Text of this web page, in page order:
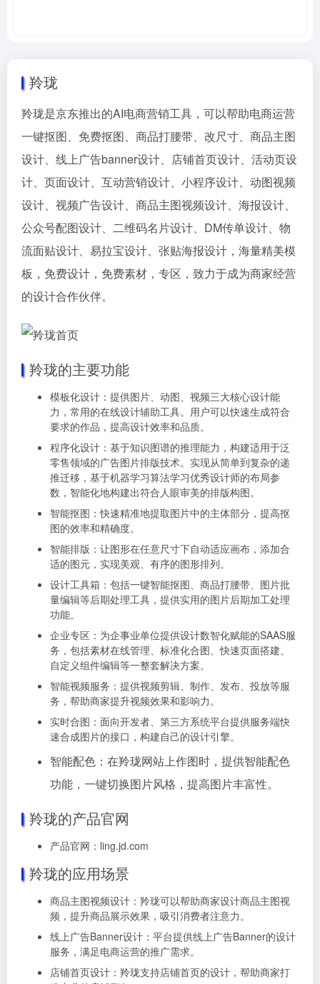
羚珑
羚珑是京东推出的AI电商营销工具，可以帮助电商运营
一键抠图、免费抠图、商品打腰带、改尺寸、商品主图
设计、线上广告banner设计、店铺首页设计、活动页设
计、页面设计、互动营销设计、小程序设计、动图视频
设计、视频广告设计、商品主图视频设计、海报设计、
公众号配图设计、二维码名片设计、DM传单设计、物
流面贴设计、易拉宝设计、张贴海报设计，海量精美模
板，免费设计，免费素材，专区，致力于成为商家经营
的设计合作伙伴。
羚珑的主要功能
模板化设计：提供图片、动图、视频三大核心设计能
力，常用的在线设计辅助工具。用户可以快速生成符合
要求的作品，提高设计效率和品质。
程序化设计：基于知识图谱的推理能力，构建适用于泛
零售领域的广告图片排版技术。实现从简单到复杂的递
推迁移，基于机器学习算法学习优秀设计师的布局参
数，智能化地构建出符合人眼审美的排版构图。
智能抠图：快速精准地提取图片中的主体部分，提高抠
图的效率和精确度。
智能排版：让图形在任意尺寸下自动适应画布，添加合
适的图元，实现美观、有序的图形排列。
设计工具箱：包括一键智能抠图、商品打腰带、图片批
量编辑等后期处理工具，提供实用的图片后期加工处理
功能。
企业专区：为企事业单位提供设计数智化赋能的SAAS服
务，包括素材在线管理、标准化合图、快速页面搭建、
自定义组件编辑等一整套解决方案。
智能视频服务：提供视频剪辑、制作、发布、投放等服
务，帮助商家提升视频效果和影响力。
实时合图：面向开发者、第三方系统平台提供服务端快
速合成图片的接口，构建自己的设计引擎。
智能配色：在羚珑网站上作图时，提供智能配色
功能，一键切换图片风格，提高图片丰富性。
羚珑的产品官网
产品官网：ling.jd.com
羚珑的应用场景
商品主图视频设计：羚珑可以帮助商家设计商品主图视
频，提升商品展示效果，吸引消费者注意力。
线上广告Banner设计：平台提供线上广告Banner的设计
服务，满足电商运营的推广需求。
店铺首页设计：羚珑支持店铺首页的设计，帮助商家打